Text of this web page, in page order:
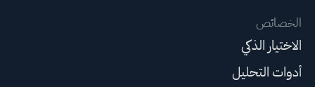
الخصائص
الاختيار الذكي
أدوات التحليل